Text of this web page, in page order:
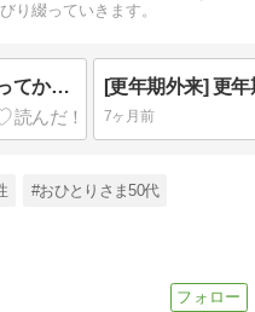
り綴っていきます。
55歳、卒業しました。大人になってから学ぶ意味について
7ヶ月前
#おひとりさま50代